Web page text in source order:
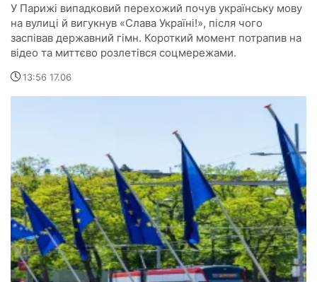
У Парижі випадковий перехожий почув українську мову
на вулиці й вигукнув «Слава Україні!», після чого
заспівав державний гімн. Короткий момент потрапив на
відео та миттєво розлетівся соцмережами.
13:56 17.06